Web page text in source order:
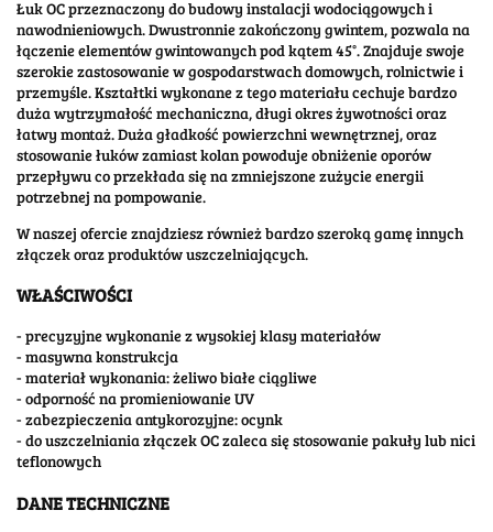
Łuk OC przeznaczony do budowy instalacji wodociągowych i
nawodnieniowych. Dwustronnie zakończony gwintem, pozwala na
łączenie elementów gwintowanych pod kątem 45°. Znajduje swoje
szerokie zastosowanie w gospodarstwach domowych, rolnictwie i
przemyśle. Kształtki wykonane z tego materiału cechuje bardzo
duża wytrzymałość mechaniczna, długi okres żywotności oraz
łatwy montaż. Duża gładkość powierzchni wewnętrznej, oraz
stosowanie łuków zamiast kolan powoduje obniżenie oporów
przepływu co przekłada się na zmniejszone zużycie energii
potrzebnej na pompowanie.
W naszej ofercie znajdziesz również bardzo szeroką gamę innych
złączek oraz produktów uszczelniających.
WŁAŚCIWOŚCI
- precyzyjne wykonanie z wysokiej klasy materiałów
- masywna konstrukcja
- materiał wykonania: żeliwo białe ciągliwe
- odporność na promieniowanie UV
- zabezpieczenia antykorozyjne: ocynk
- do uszczelniania złączek OC zaleca się stosowanie pakuły lub nici
teflonowych
DANE TECHNICZNE